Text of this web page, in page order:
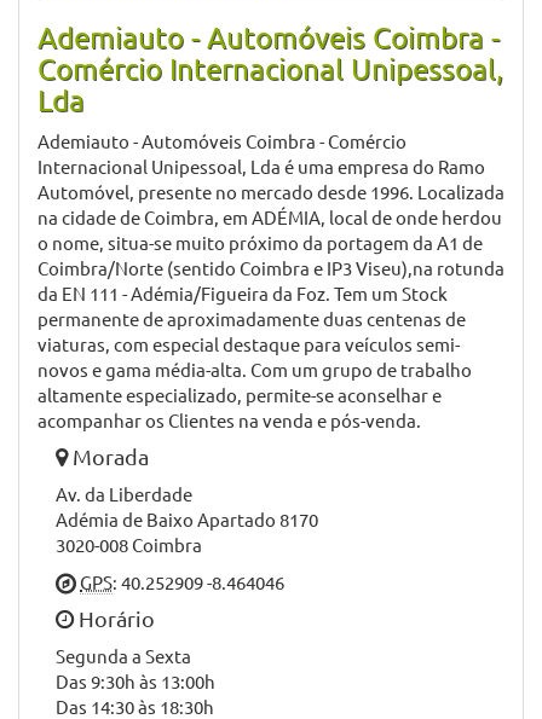
Ademiauto - Automóveis Coimbra -
Comércio Internacional Unipessoal,
Lda
Ademiauto - Automóveis Coimbra - Comércio
Internacional Unipessoal, Lda é uma empresa do Ramo
Automóvel, presente no mercado desde 1996. Localizada
na cidade de Coimbra, em ADÉMIA, local de onde herdou
o nome, situa-se muito próximo da portagem da A1 de
Coimbra/Norte (sentido Coimbra e IP3 Viseu),na rotunda
da EN 111 - Adémia/Figueira da Foz. Tem um Stock
permanente de aproximadamente duas centenas de
viaturas, com especial destaque para veículos semi-
novos e gama média-alta. Com um grupo de trabalho
altamente especializado, permite-se aconselhar e
acompanhar os Clientes na venda e pós-venda.
Morada
Av. da Liberdade
Adémia de Baixo Apartado 8170
3020-008 Coimbra
GPS: 40.252909 -8.464046
Horário
Segunda a Sexta
Das 9:30h às 13:00h
Das 14:30 às 18:30h